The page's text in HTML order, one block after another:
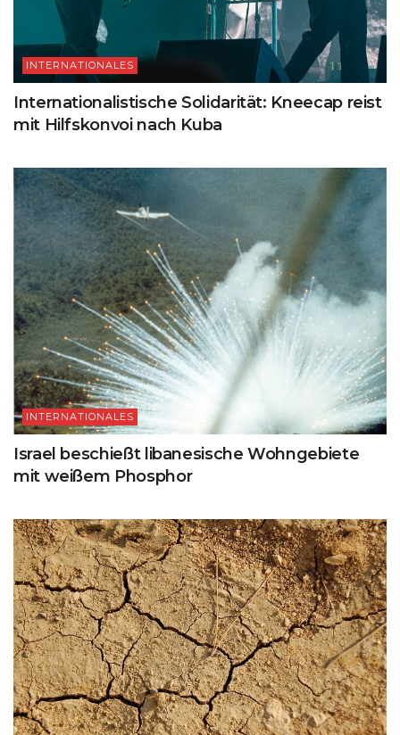
INTERNATIONALES
Internationalistische Solidarität: Kneecap reist
mit Hilfskonvoi nach Kuba
INTERNATIONALES
Israel beschießt libanesische Wohngebiete
mit weißem Phosphor